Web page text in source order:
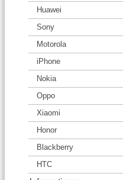
Huawei
Sony
Motorola
iPhone
Nokia
Oppo
Xiaomi
Honor
Blackberry
HTC